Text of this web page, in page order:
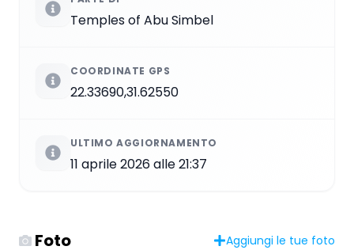
Temples of Abu Simbel
COORDINATE GPS
22.33690,31.62550
ULTIMO AGGIORNAMENTO
11 aprile 2026 alle 21:37
Foto Aggiungi le tue foto